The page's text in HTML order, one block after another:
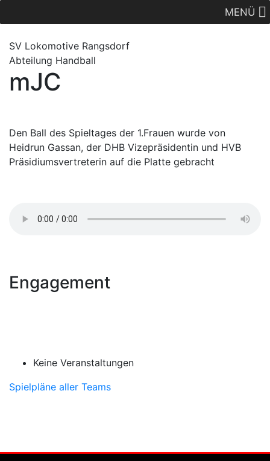
MENÜ
SV Lokomotive Rangsdorf
Abteilung Handball
mJC
Den Ball des Spieltages der 1.Frauen wurde von
Heidrun Gassan, der DHB Vizepräsidentin und HVB
Präsidiumsvertreterin auf die Platte gebracht
Engagement
Keine Veranstaltungen
Spielpläne aller Teams